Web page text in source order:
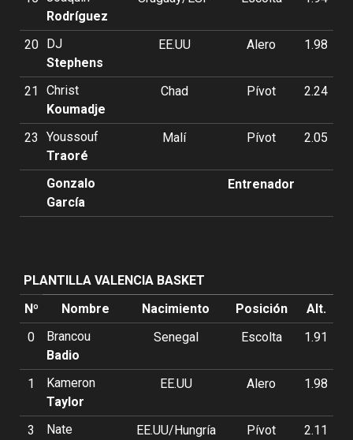
Rodríguez
20
DJ
Stephens
EE.UU Alero 1.98
21
Christ
Koumadje
Chad Pívot 2.24
23
Youssouf
Traoré
Malí Pívot 2.05
Gonzalo
García
Entrenador
PLANTILLA VALENCIA BASKET
Nº
Nombre Nacimiento Posición
Alt.
0
Brancou
Badio
Senegal Escolta 1.91
1
Kameron
Taylor
EE.UU Alero 1.98
3
Nate
EE.UU/Hungría Pívot 2.11